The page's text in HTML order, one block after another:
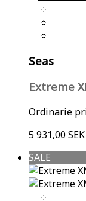
Seas
Extreme
Ordinarie
5 931,00 SEK
SALE